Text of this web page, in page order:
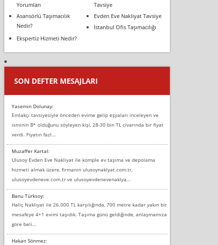
Yorumları
Tavsiye
Asansörlü Taşımacılık
Nedir?
Evden Eve Nakliyat Tavsiye
İstanbul Ofis Taşımacılığı
Ekspertiz Hizmeti Nedir?
SON DEFTER MESAJLARI
Yasemin Dolunay:
Emlakçı tavsiyesiyle önceden evime gelip eşyaları inceleyen ve
isminin B* olduğunu söyleyen kişi, 28-30 bin TL civarında bir fiyat
verdi. Fiyatın fazl...
Muzaffer Kartal:
Ulusoy Evden Eve Nakliyat ile komple ev taşıma ve depolama
hizmeti almak üzere, firmanın ulusoynaklyat.com.tr,
ulusoyevdeneve.com.tr ve ulusoyevdenevenaklya...
Banu Türksoy:
Haliç Nakliyat ile 26.000 TL karşılığında, 700 metre kadar yakın bir
mesafeye 4+1 evimi taşıdık. Taşıma günü geldiğinde, anlaşmamıza
göre beli...
Hakan Sönmez: